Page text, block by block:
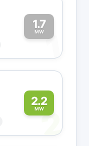
1.7
MW1
2.2
MW2